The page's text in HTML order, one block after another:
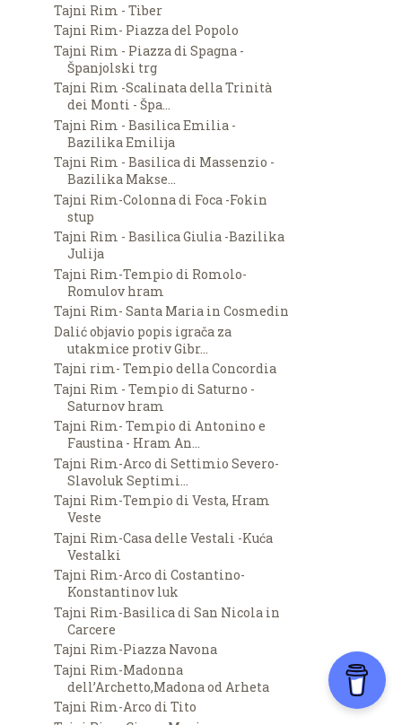
Tajni Rim - Tiber
Tajni Rim- Piazza del Popolo
Tajni Rim - Piazza di Spagna -
Španjolski trg
Tajni Rim -Scalinata della Trinità
dei Monti - Špa...
Tajni Rim - Basilica Emilia -
Bazilika Emilija
Tajni Rim - Basilica di Massenzio -
Bazilika Makse...
Tajni Rim-Colonna di Foca -Fokin
stup
Tajni Rim - Basilica Giulia -Bazilika
Julija
Tajni Rim-Tempio di Romolo-
Romulov hram
Tajni Rim- Santa Maria in Cosmedin
Dalić objavio popis igrača za
utakmice protiv Gibr...
Tajni rim- Tempio della Concordia
Tajni Rim - Tempio di Saturno -
Saturnov hram
Tajni Rim- Tempio di Antonino e
Faustina - Hram An...
Tajni Rim-Arco di Settimio Severo-
Slavoluk Septimi...
Tajni Rim-Tempio di Vesta, Hram
Veste
Tajni Rim-Casa delle Vestali -Kuća
Vestalki
Tajni Rim-Arco di Costantino-
Konstantinov luk
Tajni Rim-Basilica di San Nicola in
Carcere
Tajni Rim-Piazza Navona
Tajni Rim-Madonna
dell’Archetto,Madona od Arheta
Tajni Rim-Arco di Tito